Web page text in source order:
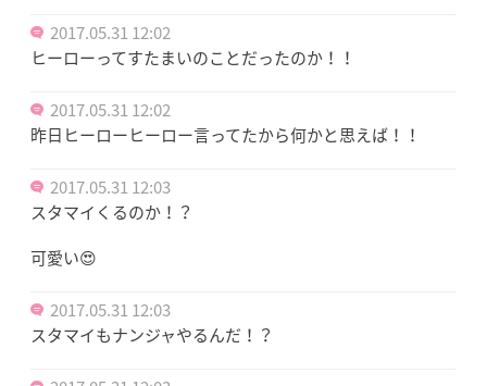
2017.05.31 12:02
ヒーローってすたまいのことだったのか！！
2017.05.31 12:02
昨日ヒーローヒーロー言ってたから何かと思えば！！
2017.05.31 12:03
スタマイくるのか！？
可愛い😍
2017.05.31 12:03
スタマイもナンジャやるんだ！？